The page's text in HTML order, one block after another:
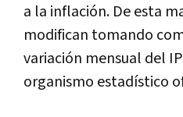
a la inflación. De esta
modifican tomando
variación mensual del
organismo estadístico